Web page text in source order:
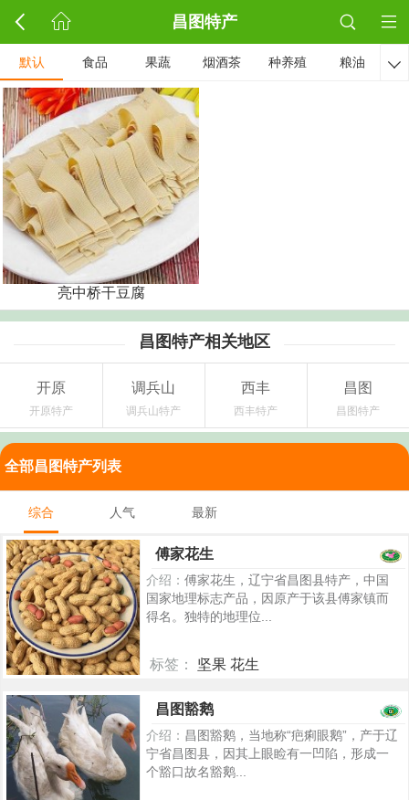
昌图特产
默认 食品 果蔬 烟酒茶 种养殖 粮油 
亮中桥干豆腐
昌图特产相关地区
开原
开原特产
调兵山
调兵山特产
西丰
西丰特产
昌图
昌图特产
全部昌图特产列表
综合 人气 最新
傅家花生
介绍： 傅家花生，辽宁省昌图县特产，中国
国家地理标志产品，因原产于该县傅家镇而
得名。独特的地理位...
标签： 坚果 花生
昌图豁鹅
介绍： 昌图豁鹅，当地称“疤痢眼鹅”，产于辽
宁省昌图县，因其上眼睑有一凹陷，形成一
个豁口故名豁鹅...